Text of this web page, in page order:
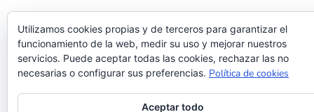
Utilizamos cookies propias y de terceros para garantizar el
funcionamiento de la web, medir su uso y mejorar nuestros
servicios. Puede aceptar todas las cookies, rechazar las no
necesarias o configurar sus preferencias. Política de cookies
Aceptar todo